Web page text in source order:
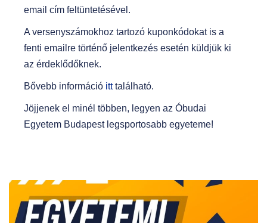
email cím feltüntetésével.
A versenyszámokhoz tartozó kuponkódokat is a
fenti emailre történő jelentkezés esetén küldjük ki
az érdeklődőknek.
Bővebb információ itttalálható.
Jöjjenek el minél többen, legyen az Óbudai
Egyetem Budapest legsportosabb egyeteme!